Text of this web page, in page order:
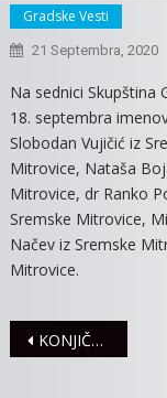
Gradske Vesti
21 Septembra, 2020
Na sednici Skupština
18. septembra
Slobodan Vujičić iz
Mitrovice, Nataša
Mitrovice, dr Ranko
Sremske Mitrovice,
Načev iz Sremske
Mitrovice.
Navigacija
KONJIČKI KLUB „SREM“ PROSLAVIO PETI ROĐENDAN